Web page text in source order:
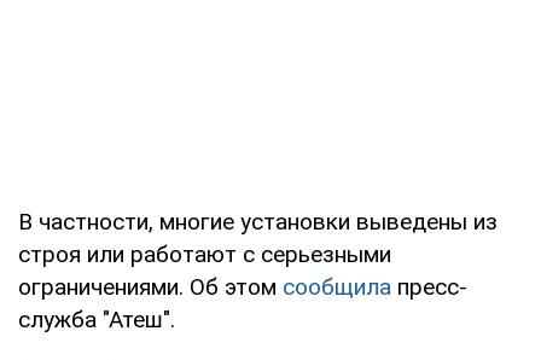
В частности, многие установки выведены из
строя или работают с серьезными
ограничениями. Об этом сообщила пресс-
служба "Атеш".